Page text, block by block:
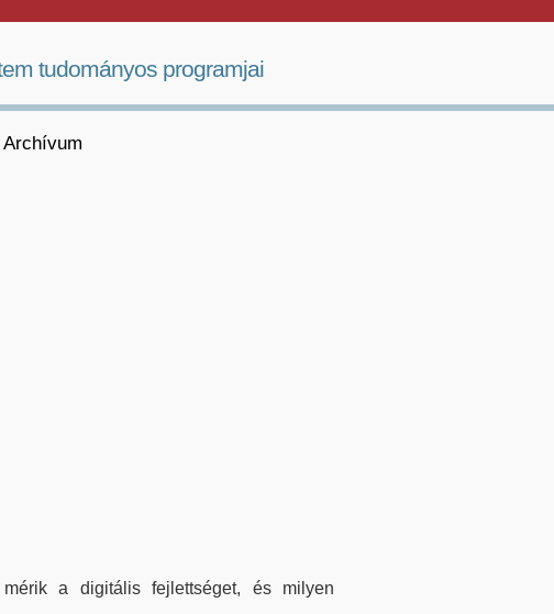
tudományos programjai
Archívum
a digitális fejlettséget, és milyen